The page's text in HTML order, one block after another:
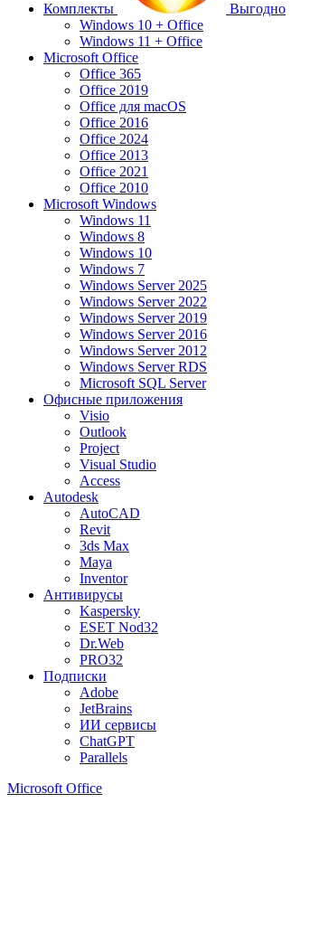
Комплекты
Выгодно
Windows 10 + Office
Windows 11 + Office
Microsoft Office
Office 365
Office 2019
Office для macOS
Office 2016
Office 2024
Office 2013
Office 2021
Office 2010
Microsoft Windows
Windows 11
Windows 8
Windows 10
Windows 7
Windows Server 2025
Windows Server 2022
Windows Server 2019
Windows Server 2016
Windows Server 2012
Windows Server RDS
Microsoft SQL Server
Офисные приложения
Visio
Outlook
Project
Visual Studio
Access
Autodesk
AutoCAD
Revit
3ds Max
Maya
Inventor
Антивирусы
Kaspersky
ESET Nod32
Dr.Web
PRO32
Подписки
Adobe
JetBrains
ИИ сервисы
ChatGPT
Parallels
Microsoft Office